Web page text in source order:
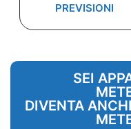
PREVISIONI
SEI
DIVENTA